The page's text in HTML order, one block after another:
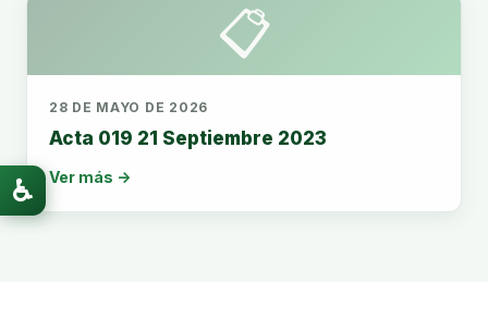
📋
28 DE MAYO DE 2026
Acta 019 21 Septiembre 2023
Ver más →
♿